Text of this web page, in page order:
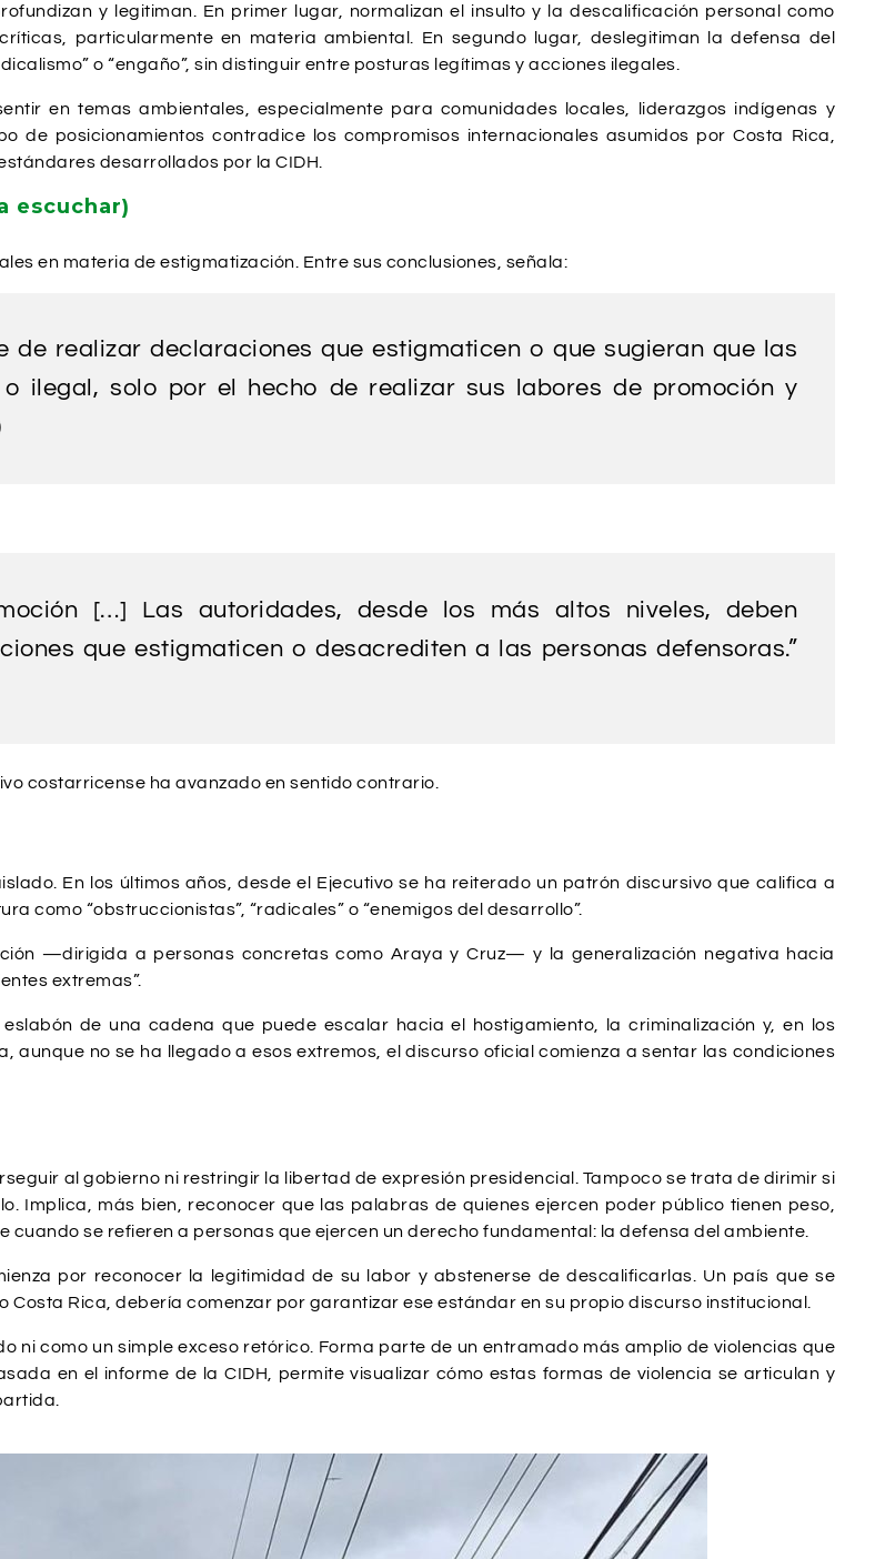
y legitiman. En primer lugar, normalizan el insulto y la descalificación personal como
particularmente en materia ambiental. En segundo lugar, deslegitiman la defensa del
o “engaño”, sin distinguir entre posturas legítimas y acciones ilegales.
en temas ambientales, especialmente para comunidades locales, liderazgos indígenas y
de posicionamientos contradice los compromisos internacionales asumidos por Costa Rica,
desarrollados por la CIDH.
escuchar)
en materia de estigmatización. Entre sus conclusiones, señala:
de realizar declaraciones que estigmaticen o que sugieran que las
ilegal, solo por el hecho de realizar sus labores de promoción y
[…] Las autoridades, desde los más altos niveles, deben
que estigmaticen o desacrediten a las personas defensoras.”
costarricense ha avanzado en sentido contrario.
En los últimos años, desde el Ejecutivo se ha reiterado un patrón discursivo que califica a
como “obstruccionistas”, “radicales” o “enemigos del desarrollo”.
—dirigida a personas concretas como Araya y Cruz— y la generalización negativa hacia
extremas”.
de una cadena que puede escalar hacia el hostigamiento, la criminalización y, en los
aunque no se ha llegado a esos extremos, el discurso oficial comienza a sentar las condiciones
al gobierno ni restringir la libertad de expresión presidencial. Tampoco se trata de dirimir si
Implica, más bien, reconocer que las palabras de quienes ejercen poder público tienen peso,
se refieren a personas que ejercen un derecho fundamental: la defensa del ambiente.
por reconocer la legitimidad de su labor y abstenerse de descalificarlas. Un país que se
Rica, debería comenzar por garantizar ese estándar en su propio discurso institucional.
ni como un simple exceso retórico. Forma parte de un entramado más amplio de violencias que
en el informe de la CIDH, permite visualizar cómo estas formas de violencia se articulan y